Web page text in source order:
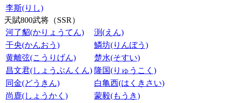
李斯(りし)
天賦800武将（SSR）
河了貂(かりょうてん)
渕(えん)
干央(かんおう)
鱗坊(りんぼう)
黄離弦(こうりげん)
楚水(そすい)
昌文君(しょうぶんくん) 隆国(りゅうこく)
同金(どうきん)
白亀西(はくきさい)
尚鹿(しょうかく)
蒙毅(もうき)